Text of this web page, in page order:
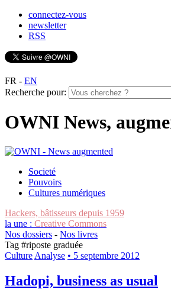
connectez-vous
newsletter
RSS
FR - EN
Recherche pour:
OWNI News,
Societé
Pouvoirs
Cultures numériques
Hackers, bâtisseurs depuis 1959
la une : Creative Commons
Nos dossiers - Nos livres
Tag #riposte graduée
Culture Analyse • 5 septembre 2012
Hadopi, business as usual